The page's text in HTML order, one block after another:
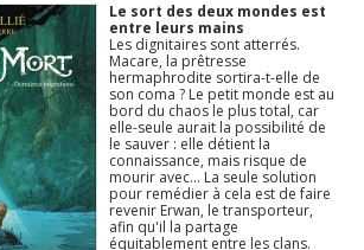
Le sort des deux mondes est
entre leurs mains
Les dignitaires sont atterrés.
Macare, la prêtresse
hermaphrodite sortira-t-elle de
son coma ? Le petit monde est au
bord du chaos le plus total, car
elle-seule aurait la possibilité de
le sauver : elle détient la
connaissance, mais risque de
mourir avec... La seule solution
pour remédier à cela est de faire
revenir Erwan, le transporteur,
afin qu'il la partage
équitablement entre les clans.